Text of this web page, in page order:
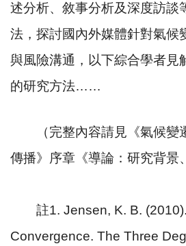
述分析、敘事分析及深度訪談
法，探討國內外媒體針對氣候
與風險溝通，以下綜合學者見
的研究方法……
（完整內容請見《氣候變
傳播》序章《導論：研究背景
註1. Jensen, K. B.
Convergence. The Three